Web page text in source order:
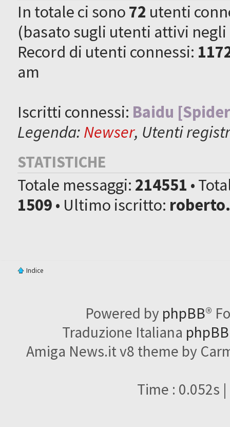
In totale ci sono72 utenti
(basato sugli utenti attivi
Record di utenti connessi:
am
Iscritti connessi: Baidu
Legenda:Newser, Utenti
STATISTICHE
Totale messaggi: 214551 •
1509• Ultimo iscritto:
Indice
Powered by phpBB®
Traduzione Italiana
Amiga News.it v8 theme by
Time : 0.052s